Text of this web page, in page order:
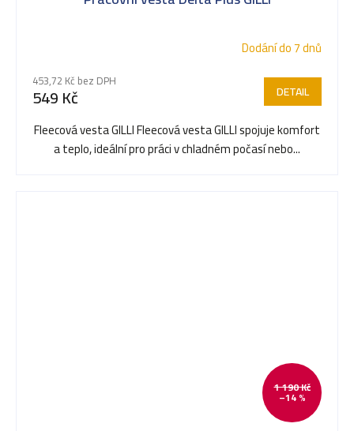
Dodání do 7 dnů
453,72 Kč bez DPH
549 Kč DETAIL
Fleecová vesta GILLI Fleecová vesta GILLI spojuje komfort
a teplo, ideální pro práci v chladném počasí nebo...
1 190 Kč
–14 %